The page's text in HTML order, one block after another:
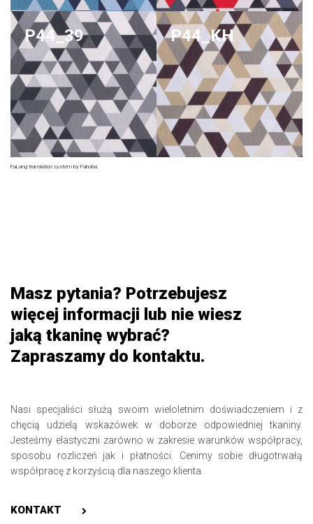
P44_39 P44_KH
FaLang translation system by Faboba
Masz pytania? Potrzebujesz
więcej informacji lub nie wiesz
jaką tkaninę wybrać?
Zapraszamy do kontaktu.
Nasi specjaliści służą swoim wieloletnim doświadczeniem i z
chęcią udzielą wskazówek w doborze odpowiedniej tkaniny.
Jesteśmy elastyczni zarówno w zakresie warunków współpracy,
sposobu rozliczeń jak i płatności. Cenimy sobie długotrwałą
współpracę z korzyścią dla naszego klienta.
KONTAKT